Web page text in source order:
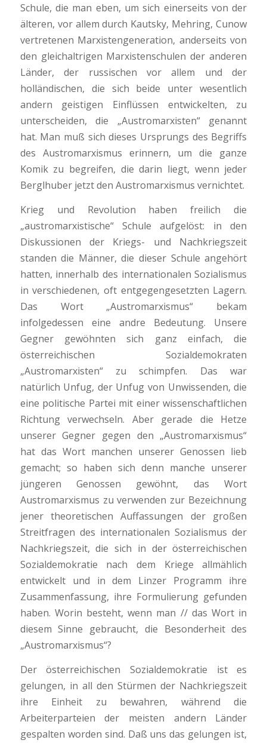
Schule, die man eben, um sich einerseits von der
älteren, vor allem durch Kautsky, Mehring, Cunow
vertretenen Marxistengeneration, anderseits von
den gleichaltrigen Marxistenschulen der anderen
Länder, der russischen vor allem und der
holländischen, die sich beide unter wesentlich
andern geistigen Einflüssen entwickelten, zu
unterscheiden, die „Austromarxisten“ genannt
hat. Man muß sich dieses Ursprungs des Begriffs
des Austromarxismus erinnern, um die ganze
Komik zu begreifen, die darin liegt, wenn jeder
Berglhuber jetzt den Austromarxismus vernichtet.
Krieg und Revolution haben freilich die
„austromarxistische“ Schule aufgelöst: in den
Diskussionen der Kriegs- und Nachkriegszeit
standen die Männer, die dieser Schule angehört
hatten, innerhalb des internationalen Sozialismus
in verschiedenen, oft entgegengesetzten Lagern.
Das Wort „Austromarxismus“ bekam
infolgedessen eine andre Bedeutung. Unsere
Gegner gewöhnten sich ganz einfach, die
österreichischen Sozialdemokraten
„Austromarxisten“ zu schimpfen. Das war
natürlich Unfug, der Unfug von Unwissenden, die
eine politische Partei mit einer wissenschaftlichen
Richtung verwechseln. Aber gerade die Hetze
unserer Gegner gegen den „Austromarxismus“
hat das Wort manchen unserer Genossen lieb
gemacht; so haben sich denn manche unserer
jüngeren Genossen gewöhnt, das Wort
Austromarxismus zu verwenden zur Bezeichnung
jener theoretischen Auffassungen der großen
Streitfragen des internationalen Sozialismus der
Nachkriegszeit, die sich in der österreichischen
Sozialdemokratie nach dem Kriege allmählich
entwickelt und in dem Linzer Programm ihre
Zusammenfassung, ihre Formulierung gefunden
haben. Worin besteht, wenn man // das Wort in
diesem Sinne gebraucht, die Besonderheit des
„Austromarxismus“?
Der österreichischen Sozialdemokratie ist es
gelungen, in all den Stürmen der Nachkriegszeit
ihre Einheit zu bewahren, während die
Arbeiterparteien der meisten andern Länder
gespalten worden sind. Daß uns das gelungen ist,